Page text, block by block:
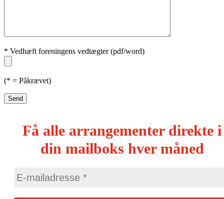
* Vedhæft foreningens vedtægter (pdf/word)
(* = Påkrævet)
Få alle arrangementer direkte i
din mailboks hver måned